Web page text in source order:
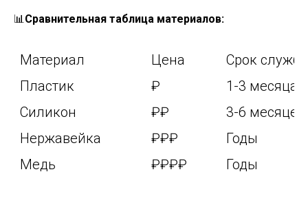
📊Сравнительная таблица материалов:
Материал Цена
Срок
Пластик
₽
1-3 месяца
Силикон
₽₽
3-6 месяцев
Нержавейка
₽₽₽
Годы
Медь
₽₽₽₽ Годы